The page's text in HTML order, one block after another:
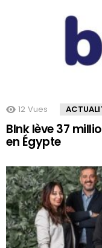
12 Vues
Blnk lève 37
en Égypte